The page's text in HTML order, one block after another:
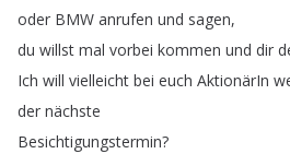
oder BMW anrufen und sagen,
du willst mal vorbei kommen und dir
Ich will vielleicht bei euch AktionärIn
der nächste
Besichtigungstermin?